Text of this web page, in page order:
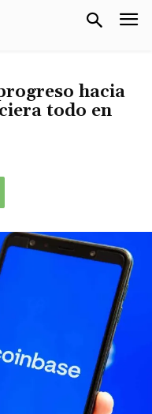
hacia
todo en